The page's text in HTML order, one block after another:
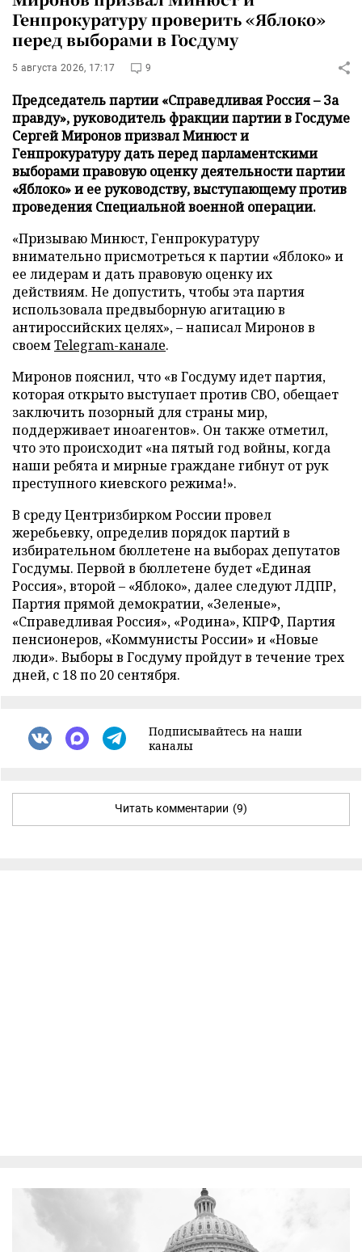
Генпрокуратуру проверить «Яблоко»
перед выборами в Госдуму
5 августа 2026, 17:17 9
Председатель партии «Справедливая Россия – За
правду», руководитель фракции партии в Госдуме
Сергей Миронов призвал Минюст и
Генпрокуратуру дать перед парламентскими
выборами правовую оценку деятельности партии
«Яблоко» и ее руководству, выступающему против
проведения Специальной военной операции.
«Призываю Минюст, Генпрокуратуру
внимательно присмотреться к партии «Яблоко» и
ее лидерам и дать правовую оценку их
действиям. Не допустить, чтобы эта партия
использовала предвыборную агитацию в
антироссийских целях», – написал Миронов в
своемTelegram-канале.
Миронов пояснил, что «в Госдуму идет партия,
которая открыто выступает против СВО, обещает
заключить позорный для страны мир,
поддерживает иноагентов». Он также отметил,
что это происходит «на пятый год войны, когда
наши ребята и мирные граждане гибнут от рук
преступного киевского режима!».
В среду Центризбирком России провел
жеребьевку, определив порядок партий в
избирательном бюллетене на выборах депутатов
Госдумы. Первой в бюллетене будет «Единая
Россия», второй – «Яблоко», далее следуют ЛДПР,
Партия прямой демократии, «Зеленые»,
«Справедливая Россия», «Родина», КПРФ, Партия
пенсионеров, «Коммунисты России» и «Новые
люди». Выборы в Госдуму пройдут в течение трех
дней, с 18 по 20 сентября.
Подписывайтесь на наши
каналы
Читать комментарии (9)